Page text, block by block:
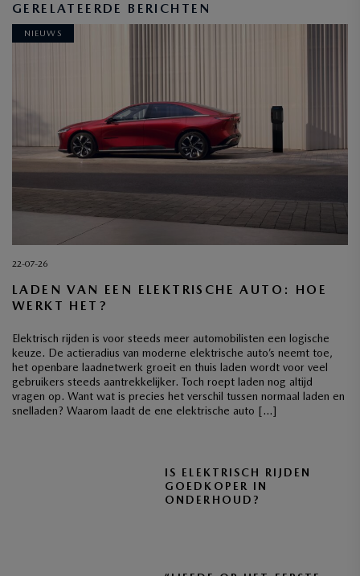
GERELATEERDE BERICHTEN
NIEUWS
22-07-26
LADEN VAN EEN ELEKTRISCHE AUTO: HOE
WERKT HET?
Elektrisch rijden is voor steeds meer automobilisten een logische
keuze. De actieradius van moderne elektrische auto’s neemt toe,
het openbare laadnetwerk groeit en thuis laden wordt voor veel
gebruikers steeds aantrekkelijker. Toch roept laden nog altijd
vragen op. Want wat is precies het verschil tussen normaal laden en
snelladen? Waarom laadt de ene elektrische auto […]
IS ELEKTRISCH RIJDEN
GOEDKOPER IN
ONDERHOUD?